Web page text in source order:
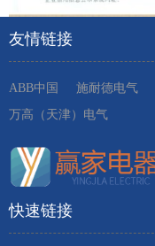
友情链接
ABB中国 施耐德电气
万高（天津）电气
快速链接